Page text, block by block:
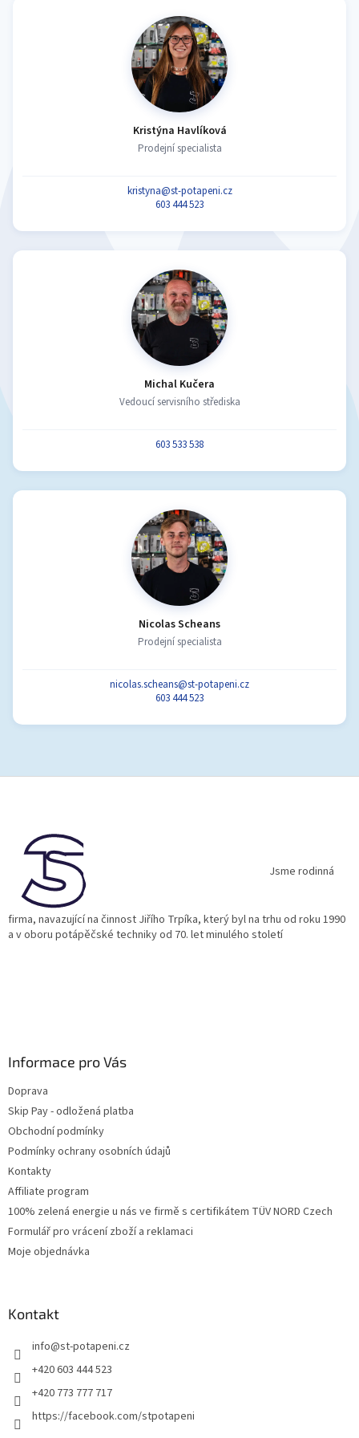
Kristýna Havlíková
Prodejní specialista
kristyna@st-potapeni.cz
603 444 523
Michal Kučera
Vedoucí servisního střediska
603 533 538
Nicolas Scheans
Prodejní specialista
nicolas.scheans@st-potapeni.cz
603 444 523
Jsme rodinná
firma, navazující na činnost Jiřího Trpíka, který byl na trhu od roku 1990
a v oboru potápěčské techniky od 70. let minulého století
Informace pro Vás
Doprava
Skip Pay - odložená platba
Obchodní podmínky
Podmínky ochrany osobních údajů
Kontakty
Affiliate program
100% zelená energie u nás ve firmě s certifikátem TÜV NORD Czech
Formulář pro vrácení zboží a reklamaci
Moje objednávka
Kontakt
info@st-potapeni.cz
+420 603 444 523
+420 773 777 717
https://facebook.com/stpotapeni